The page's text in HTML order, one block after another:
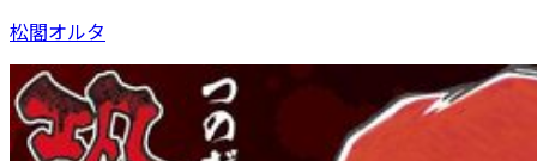
松閣オルタ